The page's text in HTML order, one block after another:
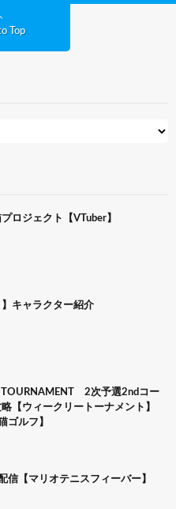
Top
ロジェクト【VTuber】
】キャラクター紹介
2次予選2ndコー
【ウィークリートーナメント】
ゴルフ】
信【マリオテニスフィーバー】